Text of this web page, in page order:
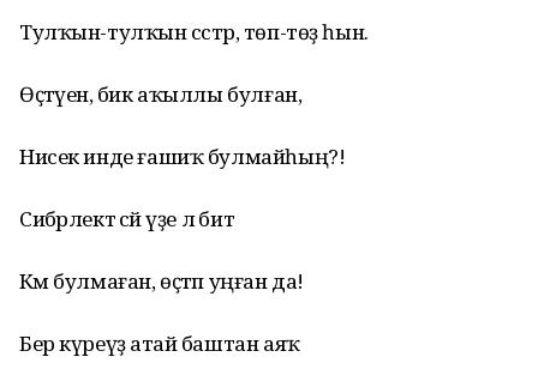
Тулҡын-тулҡын сәстәр, төп-төҙ һын.
Өҫтәүенә, бик аҡыллы булған,
Нисек инде ғашиҡ булмайһың?!
Сибәрлектә әсәй үҙе лә бит
Кәм булмаған, өҫтәп уңған да!
Бер күреүҙә атай баштан аяҡ